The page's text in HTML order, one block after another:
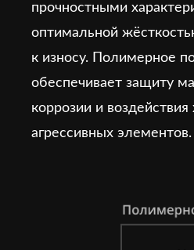
прочностными
оптимальной
к износу. Полимерное
обеспечивает защиту
коррозии и воздействия
агрессивных элементов.